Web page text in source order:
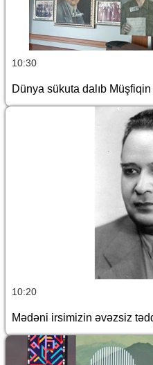
10:30
Dünya sükuta dalıb
10:20
Mədəni irsimizin əvəzsiz